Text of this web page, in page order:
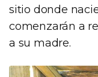
sitio donde
comenzarán a
a su madre.